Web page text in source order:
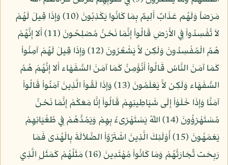
مَرَضاً وَلَهُم عَذَابٌ أَلِيمٌ بِمَا كَانُوا يَكْذِبُونَ (10) وَإِذَا قِيلَ لَهُمْ
لاَ تُفْسِدُواْ فِي الأَرْضِ قَالُواْ إِنَّمَا نَحْنُ مُصْلِحُونَ (11) أَلا إِنَّهُمْ
هُمُ الْمُفْسِدُونَ وَلَكِن لاَّ يَشْعُرُونَ (12) وَإِذَا قِيلَ لَهُمْ آمِنُواْ
كَمَا آمَنَ النَّاسُ قَالُواْ أَنُؤْمِنُ كَمَا آمَنَ السُّفَهَاء أَلا إِنَّهُمْ هُمُ
السُّفَهَاء وَلَكِن لاَّ يَعْلَمُونَ (13) وَإِذَا لَقُواْ الَّذِينَ آمَنُواْ قَالُواْ
آمَنَّا وَإِذَا خَلَوْاْ إِلَى شَيَاطِينِهِمْ قَالُواْ إِنَّا مَعَكْمْ إِنَّمَا نَحْنُ
مُسْتَهْزِؤُونَ (14) اللّهُ يَسْتَهْزِىءُ بِهِمْ وَيَمُدُّهُمْ فِي طُغْيَانِهِمْ
يَعْمَهُونَ (15) أُوْلَئِكَ الَّذِينَ اشْتَرُوُاْ الضَّلاَلَةَ بِالْهُدَى فَمَا
رَبِحَت تِّجَارَتُهُمْ وَمَا كَانُواْ مُهْتَدِينَ (16) مَثَلُهُمْ كَمَثَلِ الَّذِي